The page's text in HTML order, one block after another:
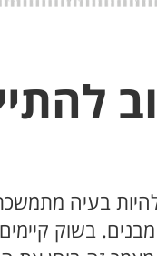
בעיה
בשוק